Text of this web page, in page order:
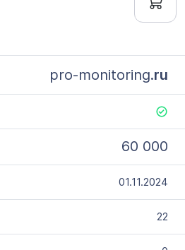
pro-monitoring.ru
60 000
01.11.2024
22